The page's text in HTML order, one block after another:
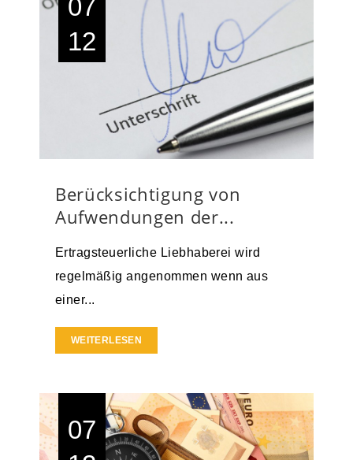
07
12
Berücksichtigung von
Aufwendungen der...
Ertragsteuerliche Liebhaberei wird
regelmäßig angenommen wenn aus
einer...
WEITERLESEN
07